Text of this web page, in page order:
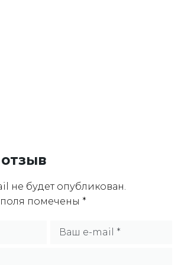
не будет опубликован.
помечены *